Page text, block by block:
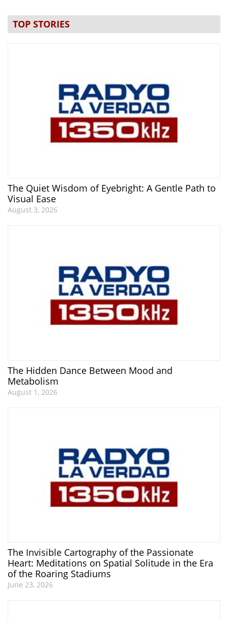
TOP STORIES
The Quiet Wisdom of Eyebright: A Gentle Path to
Visual Ease
August 3, 2026
The Hidden Dance Between Mood and
Metabolism
August 1, 2026
The Invisible Cartography of the Passionate
Heart: Meditations on Spatial Solitude in the Era
of the Roaring Stadiums
June 23, 2026